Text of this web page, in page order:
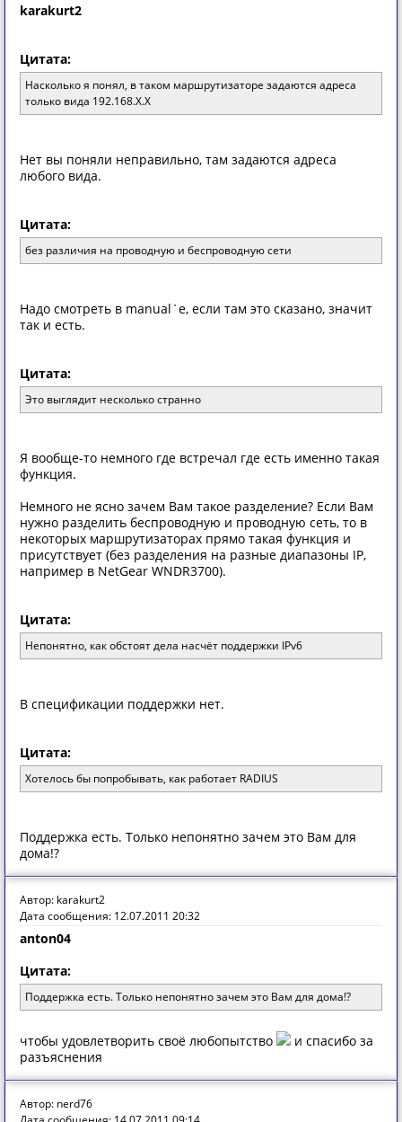
karakurt2
Цитата:
Насколько я понял, в таком маршрутизаторе задаются адреса
только вида 192.168.X.X
Нет вы поняли неправильно, там задаются адреса
любого вида.
Цитата:
без различия на проводную и беспроводную сети
Надо смотреть в manual`е, если там это сказано, значит
так и есть.
Цитата:
Это выглядит несколько странно
Я вообще-то немного где встречал где есть именно такая
функция.
Немного не ясно зачем Вам такое разделение? Если Вам
нужно разделить беспроводную и проводную сеть, то в
некоторых маршрутизаторах прямо такая функция и
присутствует (без разделения на разные диапазоны IP,
например в NetGear WNDR3700).
Цитата:
Непонятно, как обстоят дела насчёт поддержки IPv6
В спецификации поддержки нет.
Цитата:
Хотелось бы попробывать, как работает RADIUS
Поддержка есть. Только непонятно зачем это Вам для
дома!?
Автор: karakurt2
Дата сообщения: 12.07.2011 20:32
anton04
Цитата:
Поддержка есть. Только непонятно зачем это Вам для дома!?
чтобы удовлетворить своё любопытство
и спасибо за
разъяснения
Автор: nerd76